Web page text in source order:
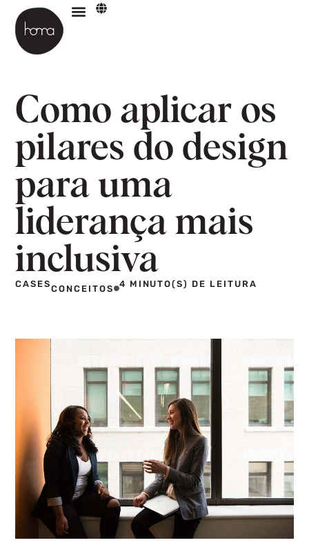
Como aplicar os
pilares do design
para uma
liderança mais
inclusiva
CASESCONCEITOS 4 MINUTO(S) DE LEITURA